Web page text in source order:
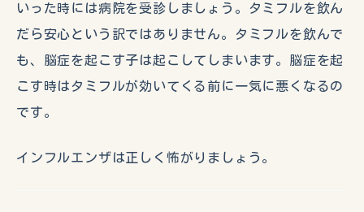
いった時には病院を受診しましょう。タミフルを飲ん
だら安心という訳ではありません。タミフルを飲んで
も、脳症を起こす子は起こしてしまいます。脳症を起
こす時はタミフルが効いてくる前に一気に悪くなるの
です。
インフルエンザは正しく怖がりましょう。